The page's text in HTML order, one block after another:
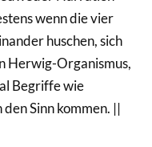
wenn die vier
huschen, sich
Herwig-Organismus,
Begriffe wie
Sinn kommen. ||